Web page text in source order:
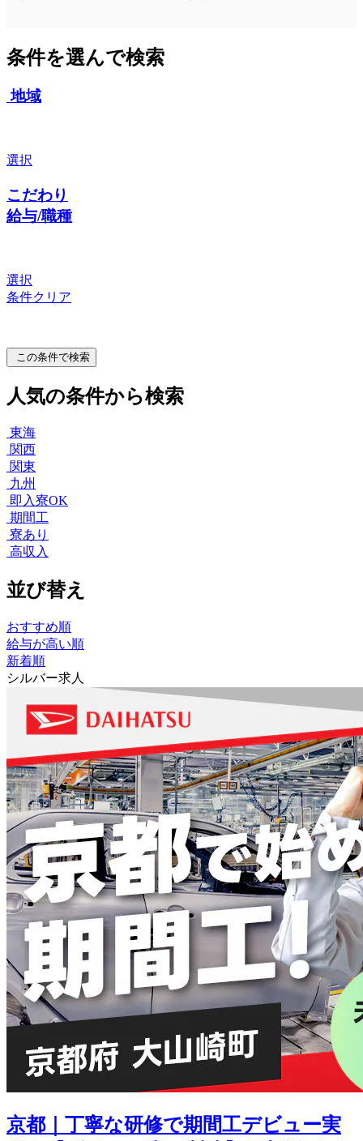
条件を選んで検索
地域
選択
こだわり
給与/職種
選択
条件クリア
この条件で検索
人気の条件から検索
東海
関西
関東
九州
即入寮OK
期間工
寮あり
高収入
並び替え
おすすめ順
給与が高い順
新着順
シルバー求人
京都｜丁寧な研修で期間工デビュー実